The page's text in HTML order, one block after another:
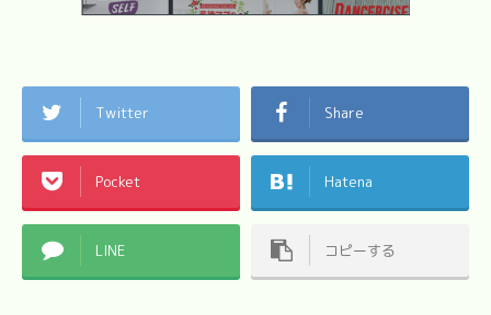
Twitter Share
Pocket Hatena
LINE コピーする